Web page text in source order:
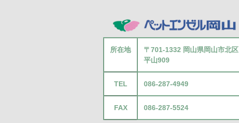
所在地
〒701-1332 岡山県岡山市北区
平山909
TEL 086-287-4949
FAX 086-287-5524